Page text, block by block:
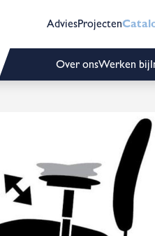
AdviesProjecten
Over onsWerken bij